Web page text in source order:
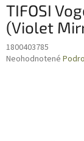
TIFOSI
(Violet
1800403785
Priemerné
Neohodnotené